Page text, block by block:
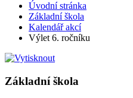
Úvodní stránka
Základní škola
Kalendář akcí
Výlet 6. ročníku
Základní škola